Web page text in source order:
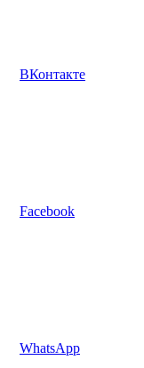
ВКонтакте
Facebook
WhatsApp